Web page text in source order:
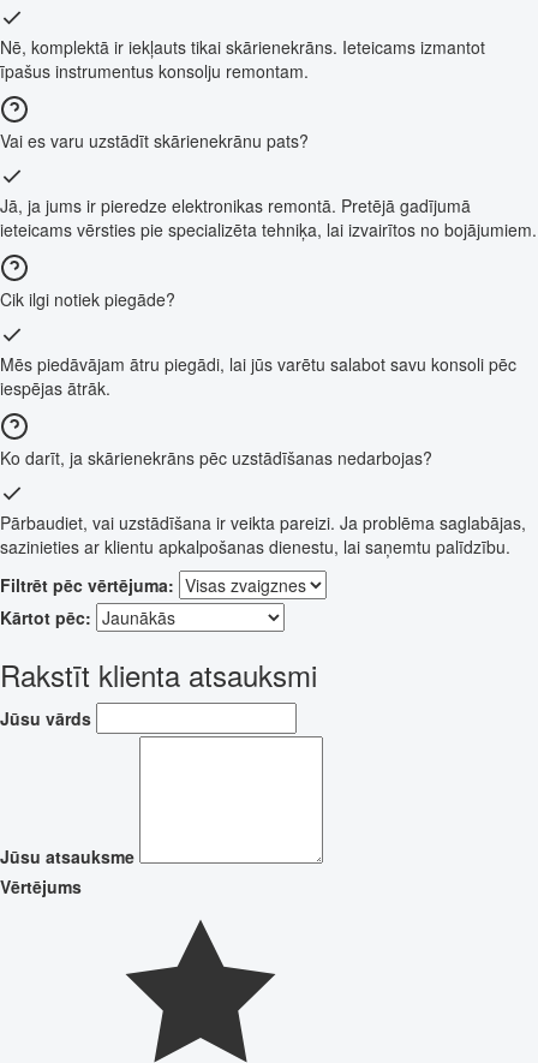
Nē, komplektā ir iekļauts tikai skārienekrāns. Ieteicams izmantot
īpašus instrumentus konsolju remontam.
Vai es varu uzstādīt skārienekrānu pats?
Jā, ja jums ir pieredze elektronikas remontā. Pretējā gadījumā
ieteicams vērsties pie specializēta tehniķa, lai izvairītos no bojājumiem.
Cik ilgi notiek piegāde?
Mēs piedāvājam ātru piegādi, lai jūs varētu salabot savu konsoli pēc
iespējas ātrāk.
Ko darīt, ja skārienekrāns pēc uzstādīšanas nedarbojas?
Pārbaudiet, vai uzstādīšana ir veikta pareizi. Ja problēma saglabājas,
sazinieties ar klientu apkalpošanas dienestu, lai saņemtu palīdzību.
Filtrēt pēc vērtējuma:
Kārtot pēc:
Rakstīt klienta atsauksmi
Jūsu vārds
Jūsu atsauksme
Vērtējums